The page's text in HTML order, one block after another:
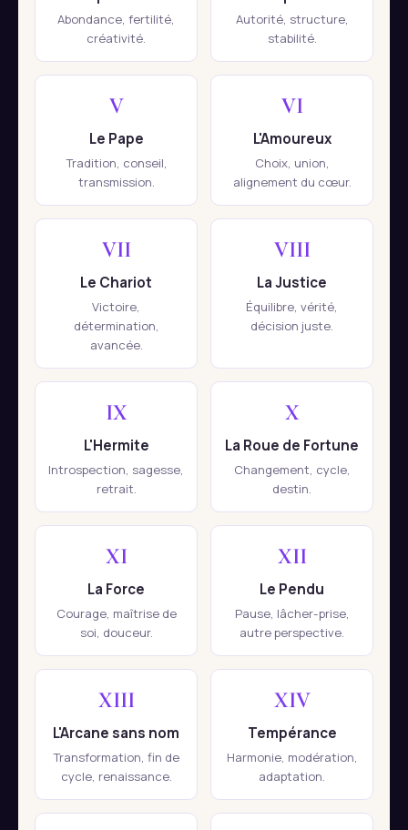
Abondance, fertilité,
créativité.
Autorité, structure,
stabilité.
V
Le Pape
Tradition, conseil,
transmission.
VI
L'Amoureux
Choix, union,
alignement du cœur.
VII
Le Chariot
Victoire,
détermination,
avancée.
VIII
La Justice
Équilibre, vérité,
décision juste.
IX
L'Hermite
Introspection, sagesse,
retrait.
X
La Roue de Fortune
Changement, cycle,
destin.
XI
La Force
Courage, maîtrise de
soi, douceur.
XII
Le Pendu
Pause, lâcher-prise,
autre perspective.
XIII
L'Arcane sans nom
Transformation, fin de
cycle, renaissance.
XIV
Tempérance
Harmonie, modération,
adaptation.